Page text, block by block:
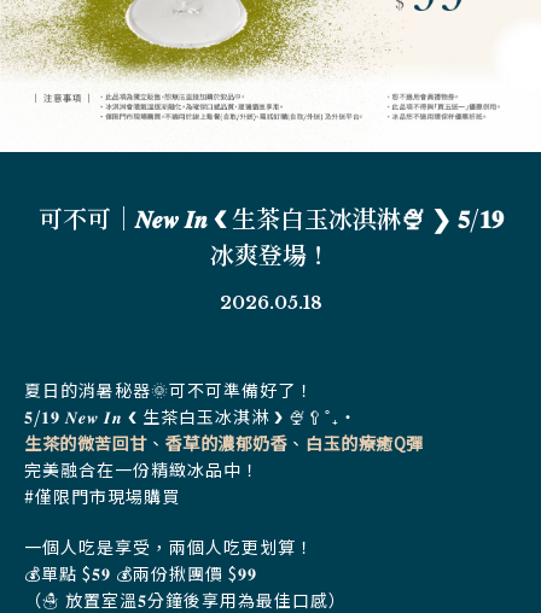
可不可｜𝑵𝒆𝒘 𝑰𝒏 ❮ 生茶白玉冰淇淋🍨 ❯ 𝟓/𝟏𝟗
冰爽登場！
2026.05.18
夏日的消暑秘器🌞可不可準備好了！
𝟓/𝟏𝟗 𝑵𝒆𝒘 𝑰𝒏 ❮ 生茶白玉冰淇淋 ❯ 🍨🥄˚₊‧
生茶的微苦回甘、 香草的濃郁奶香 、 白玉的療癒Q彈
完美融合在一份精緻冰品中！
#僅限門市現場購買
一個人吃是享受，兩個人吃更划算！
💰單點 $𝟓𝟗 💰兩份揪團價 $𝟗𝟗
（☃︎ 放置室溫𝟓分鐘後享用為最佳口感）